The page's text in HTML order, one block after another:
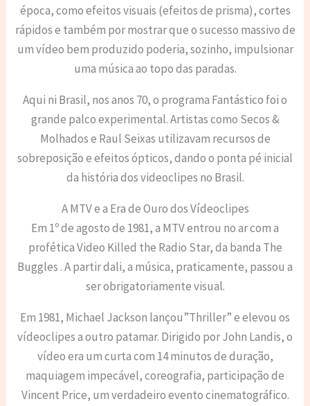
época, como efeitos visuais (efeitos de prisma), cortes
rápidos e também por mostrar que o sucesso massivo de
um vídeo bem produzido poderia, sozinho, impulsionar
uma música ao topo das paradas.
Aqui ni Brasil, nos anos 70, o programa Fantástico foi o
grande palco experimental. Artistas como Secos &
Molhados e Raul Seixas utilizavam recursos de
sobreposição e efeitos ópticos, dando o ponta pé inicial
da história dos videoclipes no Brasil.
A MTV e a Era de Ouro dos Vídeoclipes
Em 1º de agosto de 1981, a MTV entrou no ar com a
profética Video Killed the Radio Star, da banda The
Buggles . A partir dali, a música, praticamente, passou a
ser obrigatoriamente visual.
Em 1981, Michael Jackson lançou”Thriller” e elevou os
vídeoclipes a outro patamar. Dirigido por John Landis, o
vídeo era um curta com 14 minutos de duração,
maquiagem impecável, coreografia, participação de
Vincent Price, um verdadeiro evento cinematográfico.